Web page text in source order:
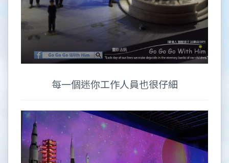
每一個迷你工作人員也很仔細